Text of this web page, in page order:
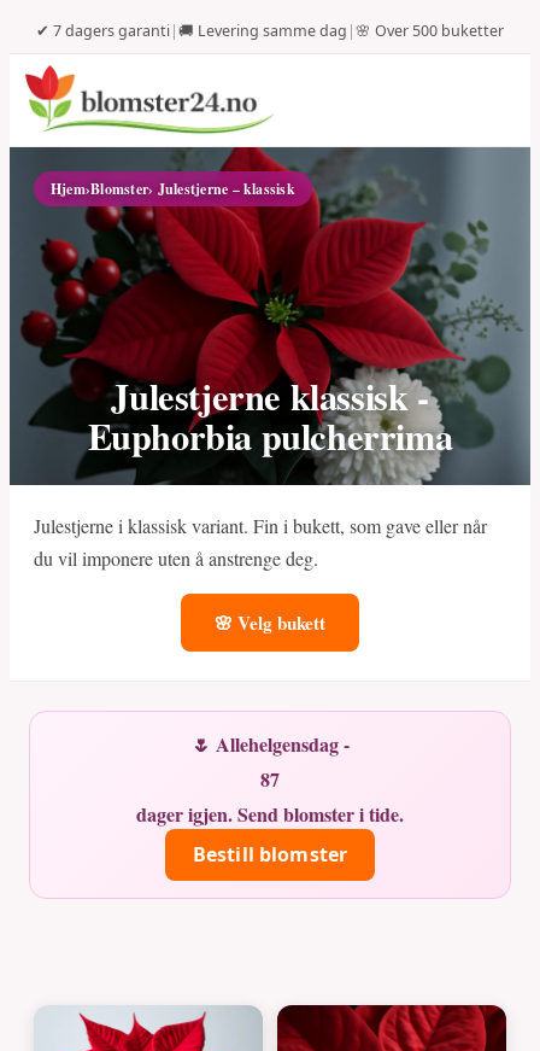
✔ 7 dagers garanti|🚚 Levering samme dag |🌸 Over 500 buketter
Hjem›Blomster› Julestjerne – klassisk
Julestjerne klassisk -
Euphorbia pulcherrima
Julestjerne i klassisk variant. Fin i bukett, som gave eller når
du vil imponere uten å anstrenge deg.
🌸 Velg bukett
🌷 Allehelgensdag -
87
dager igjen. Send blomster i tide.
Bestill blomster